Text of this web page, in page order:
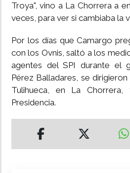
Troya", vino a La Chorrera a
veces, para ver si cambiaba la
Por los días que Camargo
con los Ovnis, saltó a los
agentes del SPI durante el
Pérez Balladares, se
Tulihueca, en La
Presidencia.